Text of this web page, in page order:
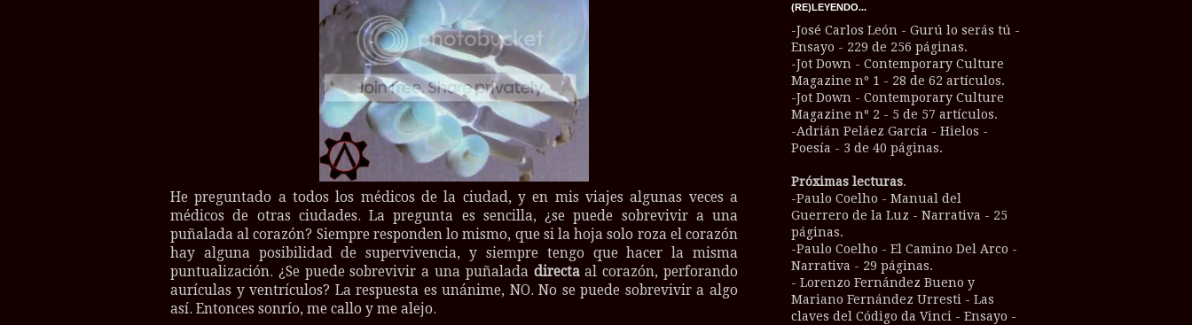
He preguntado a todos los médicos de la ciudad, y en mis viajes algunas veces a
médicos de otras ciudades. La pregunta es sencilla, ¿se puede sobrevivir a una
puñalada al corazón? Siempre responden lo mismo, que si la hoja solo roza el corazón
hay alguna posibilidad de supervivencia, y siempre tengo que hacer la misma
puntualización. ¿Se puede sobrevivir a una puñalada directaal corazón, perforando
aurículas y ventrículos? La respuesta es unánime, NO. No se puede sobrevivir a algo
así. Entonces sonrío, me callo y me alejo.
(RE)LEYENDO...
-José Carlos León - Gurú lo serás tú -
Ensayo - 229 de 256 páginas.
-Jot Down - Contemporary Culture
Magazine nº 1 - 28 de 62 artículos.
-Jot Down - Contemporary Culture
Magazine nº 2 - 5 de 57 artículos.
-Adrián Peláez García - Hielos -
Poesía - 3 de 40 páginas.
Próximas lecturas.
-Paulo Coelho - Manual del
Guerrero de la Luz - Narrativa - 25
páginas.
-Paulo Coelho - El Camino Del Arco -
Narrativa - 29 páginas.
- Lorenzo Fernández Bueno y
Mariano Fernández Urresti - Las
claves del Código da Vinci - Ensayo -